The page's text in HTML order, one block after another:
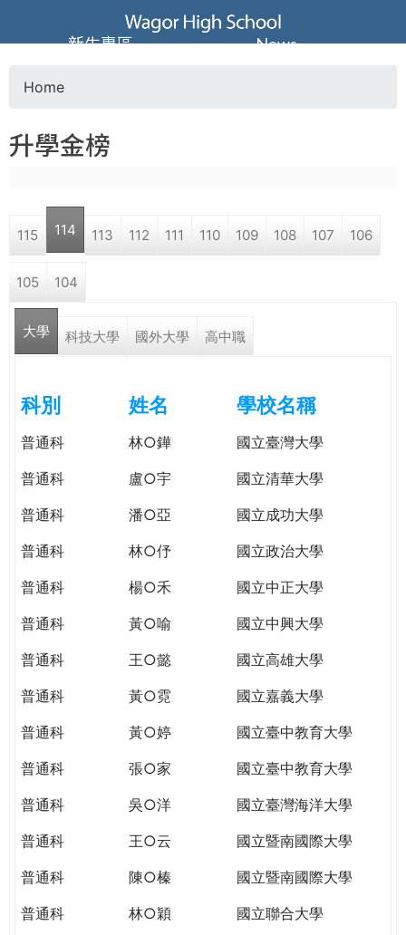
Jump to navigation
葳
格
高
學
格。
WAGOR
TODAY
THE
WORLD
PUTTING
YOU
o
a
r
e
e
r
e
Home
升學金榜
115 114 113 112 111 110 109 108 107 106
105 104
大學 科技大學 國外大學 高中職
科別 姓名 學校名稱
普通科 林○鏵
國立臺灣大學
普通科
盧○宇
國立清華大學
普通科
潘○亞
國立成功大學
普通科
林○伃
國立政治大學
普通科
楊○禾
國立中正大學
普通科
黃○喻
國立中興大學
普通科
王○懿
國立高雄大學
普通科
黃○霓
國立嘉義大學
普通科
黃○婷
國立臺中教育大學
普通科
張○家
國立臺中教育大學
普通科
吳○洋
國立臺灣海洋大學
普通科
王○云
國立暨南國際大學
普通科
陳○榛
國立暨南國際大學
普通科
林○穎
國立聯合大學
新生專區 News